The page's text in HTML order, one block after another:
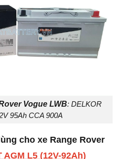
Vogue LWB: DELKOR
95Ah CCA 900A
cho xe Range Rover
AGM L5 (12V-92Ah)